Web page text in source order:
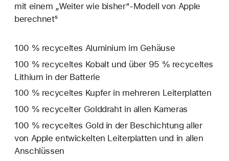
mit einem „Weiter wie bisher“-Modell von Apple
berechnet⁵
100 % recyceltes Aluminium im Gehäuse
100 % recyceltes Kobalt und über 95 % recyceltes
Lithium in der Batterie
100 % recyceltes Kupfer in mehreren Leiterplatten
100 % recycelter Golddraht in allen Kameras
100 % recyceltes Gold in der Beschichtung aller
von Apple entwickelten Leiterplatten und in allen
Anschlüssen